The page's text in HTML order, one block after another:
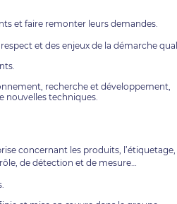
et faire remonter leurs demandes.
et des enjeux de la démarche
recherche et développement,
nouvelles techniques.
concernant les produits, l’étiquetage,
de détection et de mesure…